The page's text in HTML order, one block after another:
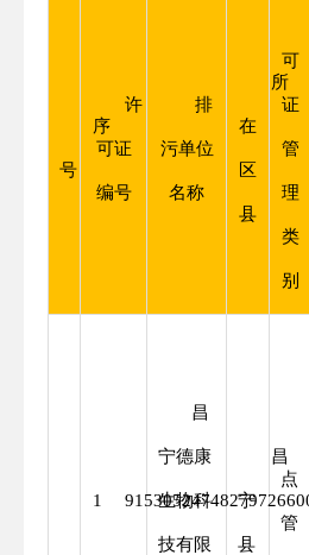
序
号
许
可证
编号
排
污单位
名称
所
在
区
县
可
证
管
理
类
别
1
昌
宁德康
生物科
技有限
昌
宁
县
点
管